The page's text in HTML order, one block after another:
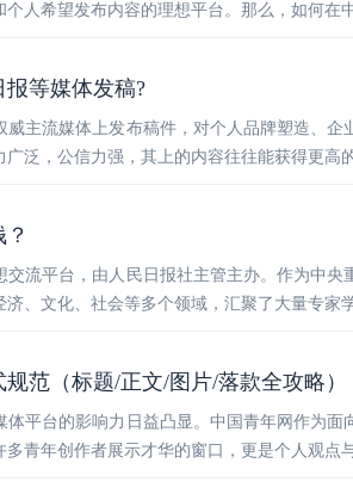
人希望发布内容的理想平台。那么，如何
等媒体发稿?
主流媒体上发布稿件，对个人品牌塑造、
泛，公信力强，其上的内容往往能获得更高
流平台，由人民日报社主管主办。作为中
、文化、社会等多个领域，汇聚了大量专家
范（标题/正文/图片/落款全攻略）
体平台的影响力日益凸显。中国青年网作为
青年创作者展示才华的窗口，更是个人观点